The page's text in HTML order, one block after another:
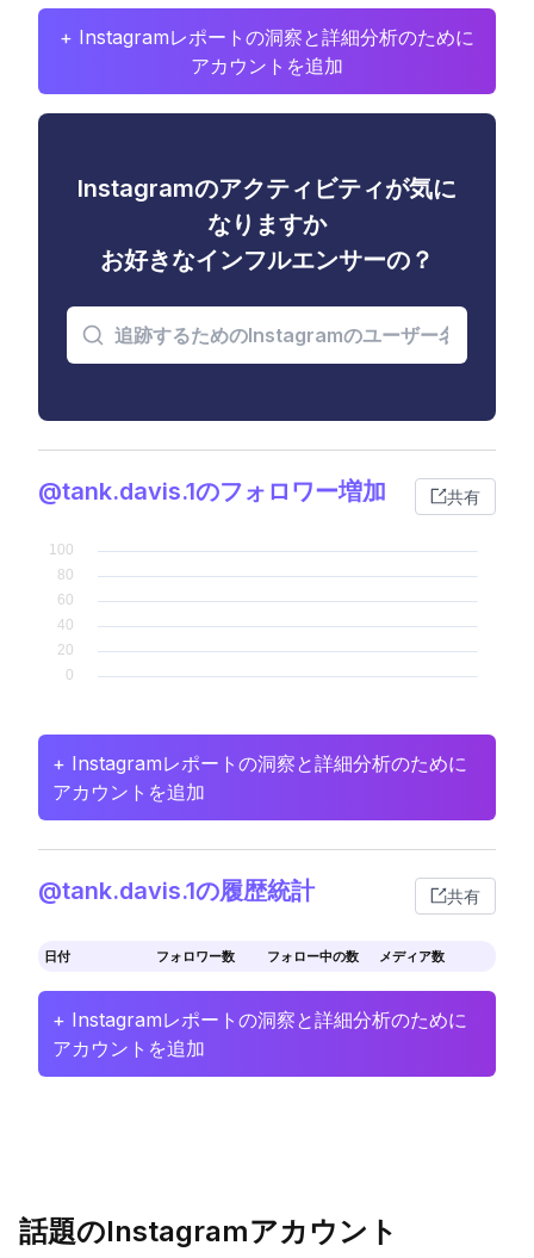
+ Instagramレポートの洞察と詳細分析のために
アカウントを追加
Instagramのアクティビティが気に
なりますか
お好きなインフルエンサーの？
@tank.davis.1のフォロワー増加 共有
+ Instagramレポートの洞察と詳細分析のために
アカウントを追加
@tank.davis.1の履歴統計 共有
日付 フォロワー数 フォロー中の数 メディア数
+ Instagramレポートの洞察と詳細分析のために
アカウントを追加
話題のInstagramアカウント